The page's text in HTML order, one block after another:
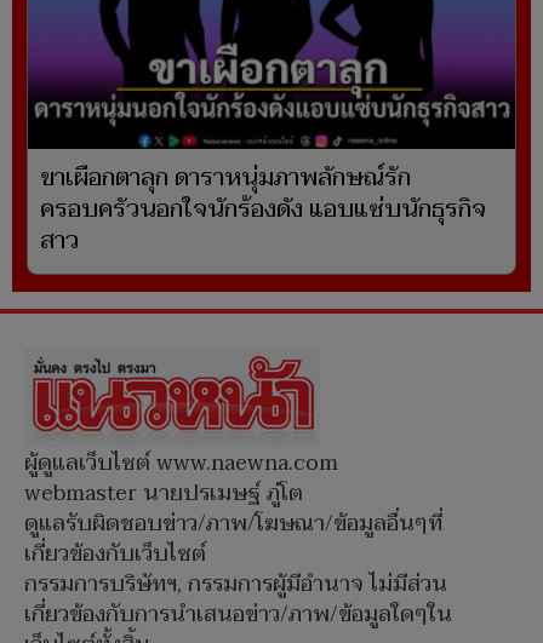
ขาเผือกตาลุก ดาราหนุ่มภาพลักษณ์รัก
ครอบครัวนอกใจนักร้องดัง แอบแซ่บนักธุรกิจ
สาว
ผู้ดูแลเว็บไซต์ www.naewna.com
webmaster นายปรเมษฐ์ ภู่โต
ดูแลรับผิดชอบข่าว/ภาพ/โฆษณา/ข้อมูลอื่นๆที่
เกี่ยวข้องกับเว็บไซต์
กรรมการบริษัทฯ, กรรมการผู้มีอำนาจ ไม่มีส่วน
เกี่ยวข้องกับการนำเสนอข่าว/ภาพ/ข้อมูลใดๆใน